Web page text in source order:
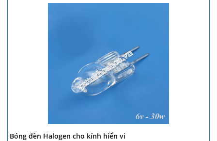
Bóng đèn Halogen cho kính hiển vi